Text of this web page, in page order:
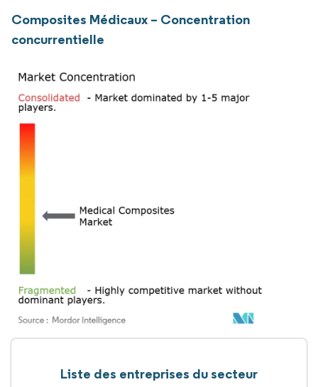
Composites Médicaux – Concentration
concurrentielle
Liste des entreprises du secteur